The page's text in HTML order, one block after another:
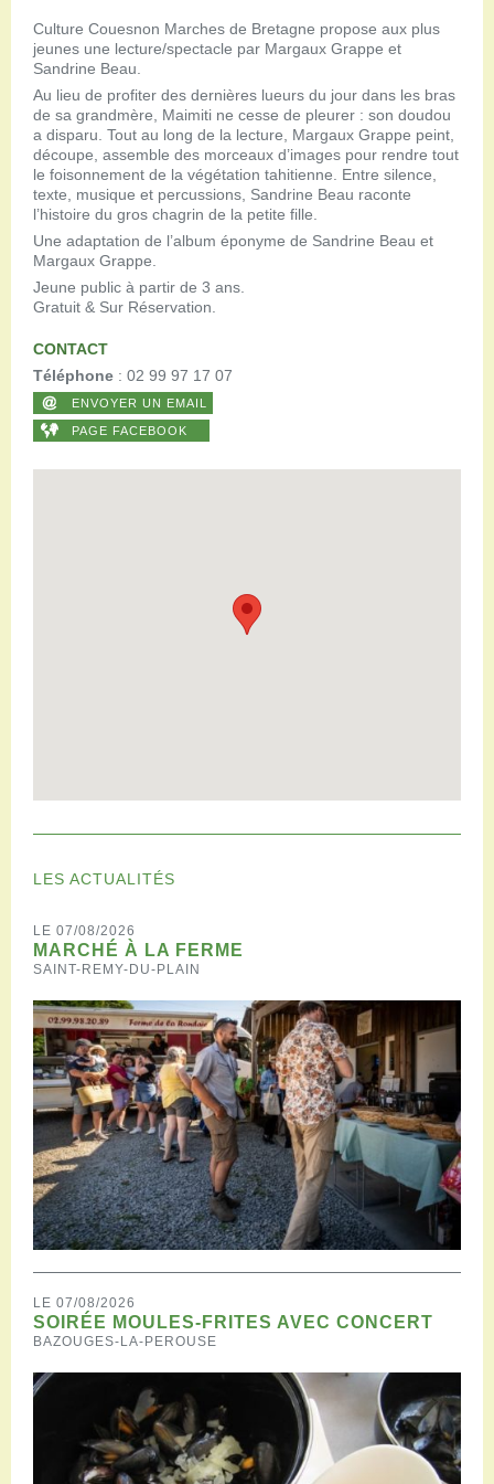
Culture Couesnon Marches de Bretagne propose aux plus
jeunes une lecture/spectacle par Margaux Grappe et
Sandrine Beau.
Au lieu de profiter des dernières lueurs du jour dans les bras
de sa grandmère, Maimiti ne cesse de pleurer : son doudou
a disparu. Tout au long de la lecture, Margaux Grappe peint,
découpe, assemble des morceaux d’images pour rendre tout
le foisonnement de la végétation tahitienne. Entre silence,
texte, musique et percussions, Sandrine Beau raconte
l’histoire du gros chagrin de la petite fille.
Une adaptation de l’album éponyme de Sandrine Beau et
Margaux Grappe.
Jeune public à partir de 3 ans.
Gratuit & Sur Réservation.
CONTACT
Téléphone : 02 99 97 17 07
ENVOYER UN EMAIL
PAGE FACEBOOK
LES ACTUALITÉS
LE 07/08/2026
MARCHÉ À LA FERME
SAINT-REMY-DU-PLAIN
LE 07/08/2026
SOIRÉE MOULES-FRITES AVEC CONCERT
BAZOUGES-LA-PEROUSE